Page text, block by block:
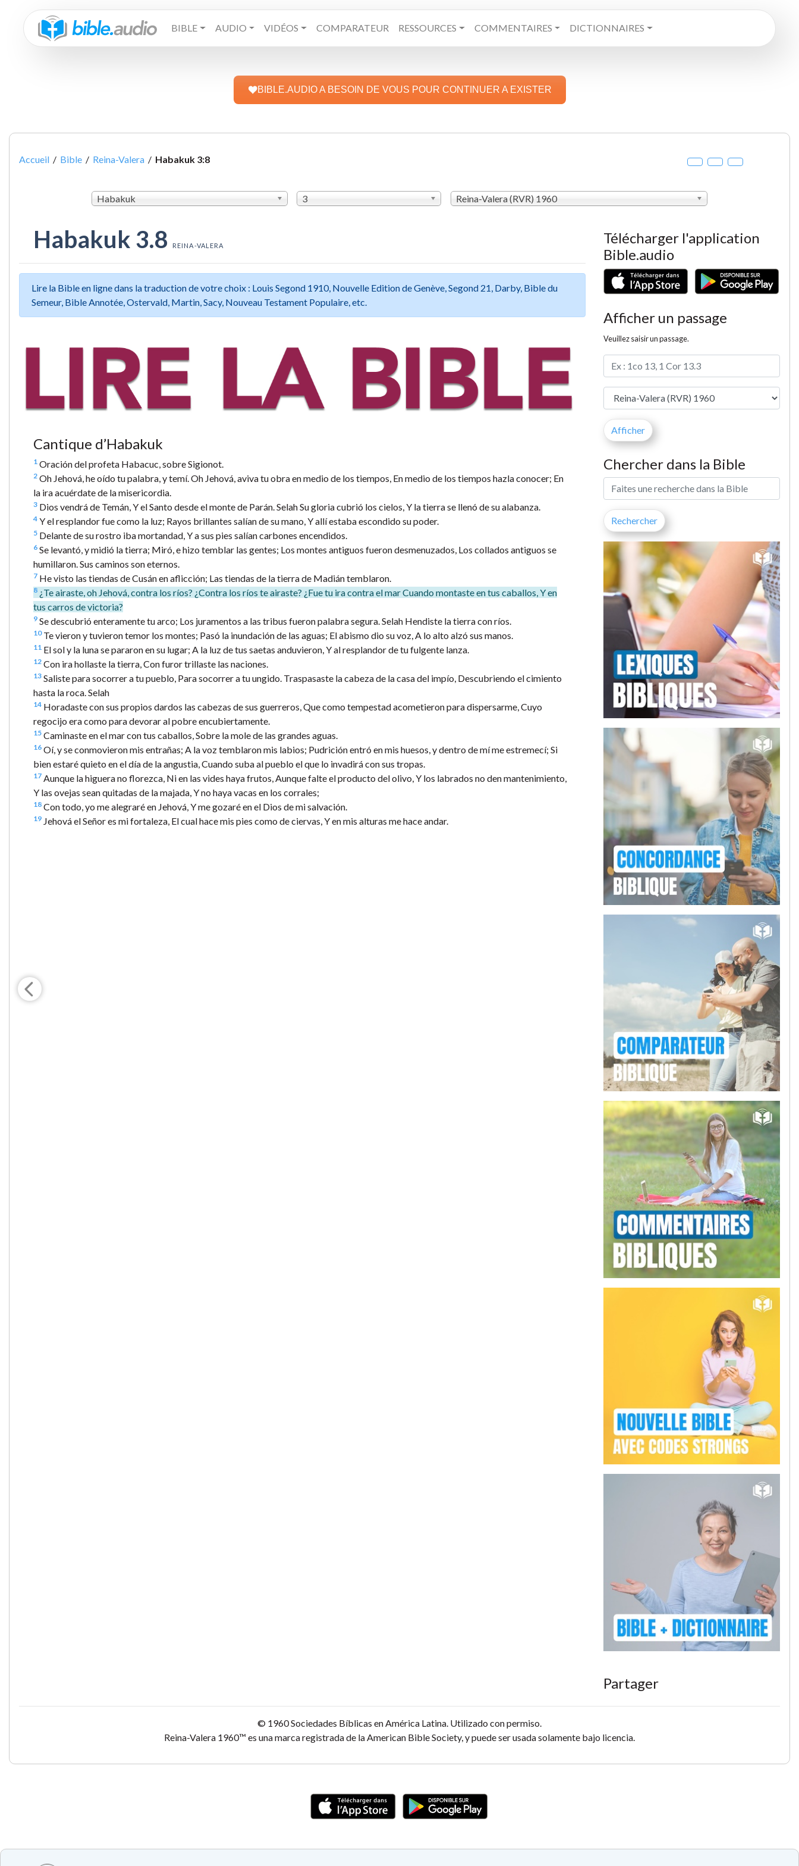
BIBLE AUDIO VIDÉOS COMPARATEUR RESSOURCES COMMENTAIRES DICTIONNAIRES
BIBLE.AUDIO A BESOIN DE VOUS POUR CONTINUER A EXISTER
Accueil / Bible / Reina-Valera / Habakuk 3:8
Habakuk 3 Reina-Valera (RVR) 1960
Habakuk 3.8 REINA-VALERA
Lire la Bible en ligne dans la traduction de votre choix : Louis Segond 1910, Nouvelle Edition de Genève, Segond 21, Darby, Bible du
Semeur, Bible Annotée, Ostervald, Martin, Sacy, Nouveau Testament Populaire, etc.
Cantique d’Habakuk
1 Oración del profeta Habacuc, sobre Sigionot.
2 Oh Jehová, he oído tu palabra, y temí. Oh Jehová, aviva tu obra en medio de los tiempos, En medio de los tiempos hazla conocer; En
la ira acuérdate de la misericordia.
3 Dios vendrá de Temán, Y el Santo desde el monte de Parán. Selah Su gloria cubrió los cielos, Y la tierra se llenó de su alabanza.
4 Y el resplandor fue como la luz; Rayos brillantes salían de su mano, Y allí estaba escondido su poder.
5 Delante de su rostro iba mortandad, Y a sus pies salían carbones encendidos.
6 Se levantó, y midió la tierra; Miró, e hizo temblar las gentes; Los montes antiguos fueron desmenuzados, Los collados antiguos se
humillaron. Sus caminos son eternos.
7 He visto las tiendas de Cusán en aflicción; Las tiendas de la tierra de Madián temblaron.
8 ¿Te airaste, oh Jehová, contra los ríos? ¿Contra los ríos te airaste? ¿Fue tu ira contra el mar Cuando montaste en tus caballos, Y en
tus carros de victoria?
9 Se descubrió enteramente tu arco; Los juramentos a las tribus fueron palabra segura. Selah Hendiste la tierra con ríos.
10Te vieron y tuvieron temor los montes; Pasó la inundación de las aguas; El abismo dio su voz, A lo alto alzó sus manos.
11 El sol y la luna se pararon en su lugar; A la luz de tus saetas anduvieron, Y al resplandor de tu fulgente lanza.
12 Con ira hollaste la tierra, Con furor trillaste las naciones.
13 Saliste para socorrer a tu pueblo, Para socorrer a tu ungido. Traspasaste la cabeza de la casa del impío, Descubriendo el cimiento
hasta la roca. Selah
14 Horadaste con sus propios dardos las cabezas de sus guerreros, Que como tempestad acometieron para dispersarme, Cuyo
regocijo era como para devorar al pobre encubiertamente.
15 Caminaste en el mar con tus caballos, Sobre la mole de las grandes aguas.
16 Oí, y se conmovieron mis entrañas; A la voz temblaron mis labios; Pudrición entró en mis huesos, y dentro de mí me estremecí; Si
bien estaré quieto en el día de la angustia, Cuando suba al pueblo el que lo invadirá con sus tropas.
17 Aunque la higuera no florezca, Ni en las vides haya frutos, Aunque falte el producto del olivo, Y los labrados no den mantenimiento,
Y las ovejas sean quitadas de la majada, Y no haya vacas en los corrales;
18 Con todo, yo me alegraré en Jehová, Y me gozaré en el Dios de mi salvación.
19 Jehová el Señor es mi fortaleza, El cual hace mis pies como de ciervas, Y en mis alturas me hace andar.
Télécharger l'application
Bible.audio
Afficher un passage
Veuillez saisir un passage.
Chercher dans la Bible
Partager
© 1960 Sociedades Bíblicas en América Latina. Utilizado con permiso.
Reina-Valera 1960™ es una marca registrada de la American Bible Society, y puede ser usada solamente bajo licencia.